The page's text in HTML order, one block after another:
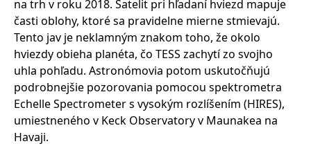
na trh v roku 2018. Satelit pri hľadaní hviezd mapuje
časti oblohy, ktoré sa pravidelne mierne stmievajú.
Tento jav je neklamným znakom toho, že okolo
hviezdy obieha planéta, čo TESS zachytí zo svojho
uhla pohľadu. Astronómovia potom uskutočňujú
podrobnejšie pozorovania pomocou spektrometra
Echelle Spectrometer s vysokým rozlíšením (HIRES),
umiestneného v Keck Observatory v Maunakea na
Havaji.